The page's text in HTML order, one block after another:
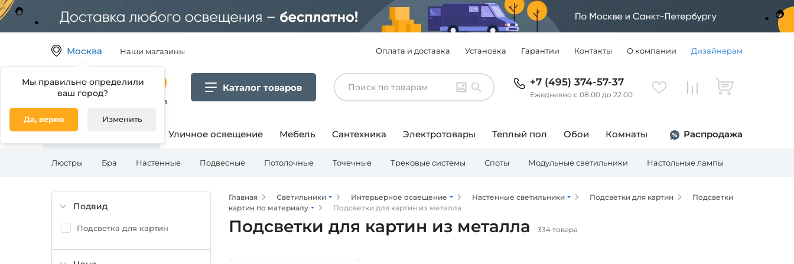
Москва
Мы правильно определили
ваш город?
Да, верно Изменить
Наши магазины Оплата и доставка Установка Гарантии Контакты О компании Дизайнерам
Гипермаркет товаров для дома
Каталог товаров +7 (495) 374-57-37
Ежедневно с 08.00 до 22.00
Освещение для дома Уличное освещение Мебель Сантехника Электротовары Теплый пол Обои Комнаты Распродажа
Люстры Бра Настенные Подвесные Потолочные Точечные Трековые системы Споты Модульные светильники Настольные лампы
Подвид
Подсветка для картин
Главная Светильники Интерьерное освещение Настенные светильники Подсветки для картин
Подсветки
картин по материалу
Подсветки для картин из металла
Подсветки для картин из металла 334 товара